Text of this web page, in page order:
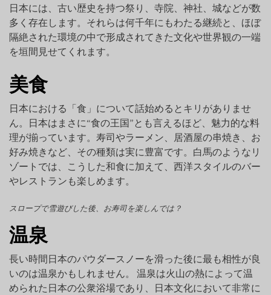
日本には、古い歴史を持つ祭り、寺院、神社、城などが数
多く存在します。それらは何千年にもわたる継続と、ほぼ
隔絶された環境の中で形成されてきた文化や世界観の一端
を垣間見せてくれます。
美食
日本における「食」について話始めるとキリがありませ
ん。日本はまさに“食の王国”とも言えるほど、魅力的な料
理が揃っています。寿司やラーメン、居酒屋の串焼き、お
好み焼きなど、その種類は実に豊富です。白馬のようなリ
ゾートでは、こうした和食に加えて、西洋スタイルのバー
やレストランも楽しめます。
スロープで雪遊びした後、お寿司を楽しんでは？
温泉
長い時間日本のパウダースノーを滑った後に最も相性が良
いのは温泉かもしれません。 温泉は火山の熱によって温
められた日本の公衆浴場であり、日本文化において非常に